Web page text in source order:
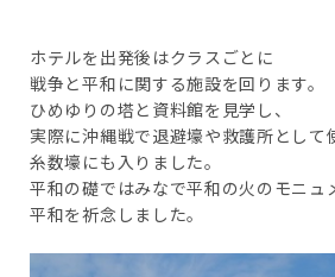
ホテルを出発後はクラスごとに
戦争と平和に関する施設を回ります。
ひめゆりの塔と資料館を見学し、
実際に沖縄戦で退避壕や救護所として
糸数壕にも入りました。
平和の礎ではみなで平和の火のモニュ
平和を祈念しました。